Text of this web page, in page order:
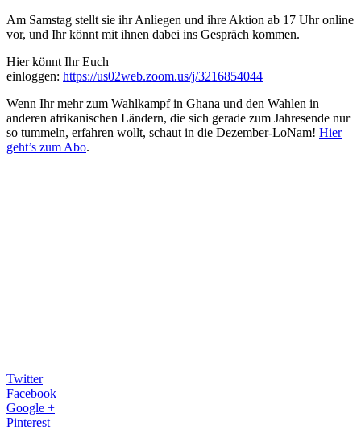
Am Samstag stellt sie ihr Anliegen und ihre Aktion ab 17 Uhr online
vor, und Ihr könnt mit ihnen dabei ins Gespräch kommen.
Hier könnt Ihr Euch
einloggen: https://us02web.zoom.us/j/3216854044
Wenn Ihr mehr zum Wahlkampf in Ghana und den Wahlen in
anderen afrikanischen Ländern, die sich gerade zum Jahresende nur
so tummeln, erfahren wollt, schaut in die Dezember-LoNam! Hier
geht’s zum Abo.
Twitter
Facebook
Google +
Pinterest